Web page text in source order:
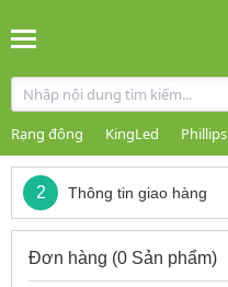
Rạng đông KingLed Phillips
2 Thông tin giao hàng
Đơn hàng (0 Sản phẩm)